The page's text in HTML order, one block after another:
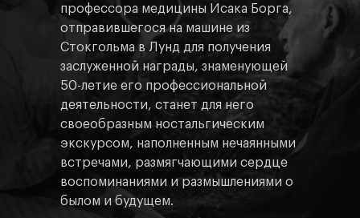
профессора медицины Исака Борга,
отправившегося на машине из
Стокгольма в Лунд для получения
заслуженной награды, знаменующей
50-летие его профессиональной
деятельности, станет для него
своеобразным ностальгическим
экскурсом, наполненным нечаянными
встречами, размягчающими сердце
воспоминаниями и размышлениями о
былом и будущем.